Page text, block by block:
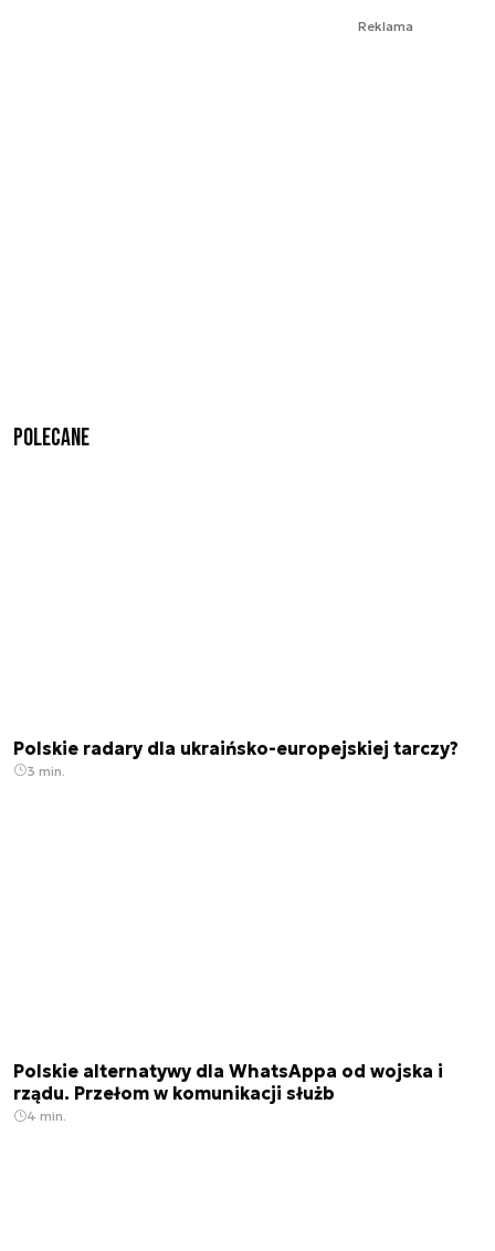
Reklama
Polecane
Polskie radary dla ukraińsko-europejskiej tarczy?
3 min.
Polskie alternatywy dla WhatsAppa od wojska i
rządu. Przełom w komunikacji służb
4 min.